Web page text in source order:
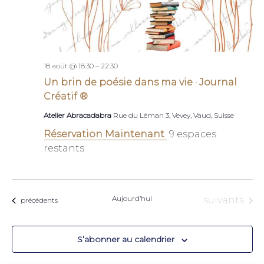
Un brin de poésie dans ma vie · Journal
Créatif ®
18 août @ 18:30– 22:30
Atelier Abracadabra Rue du Léman 3, Vevey, Vaud, Suisse
Réservation Maintenant 9 espaces
restants
Évènements
précédents Aujourd’hui Évènements
suivants
S’abonner au calendrier